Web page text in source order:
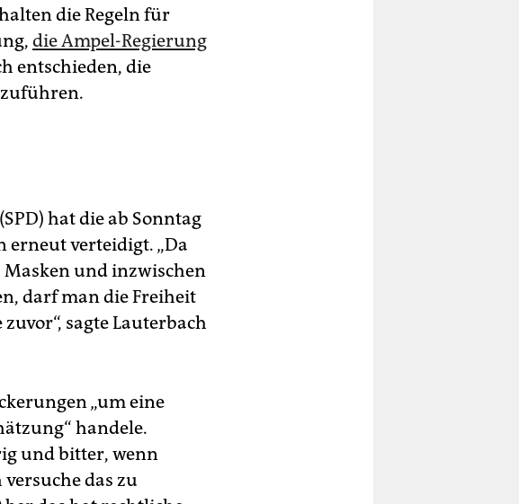
die Regeln für
die Ampel-Regierung
entschieden, die
hat die ab Sonntag
erneut verteidigt. „Da
und inzwischen
darf man die Freiheit
sagte Lauterbach
„um eine
handele.
und bitter, wenn
das zu